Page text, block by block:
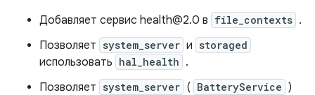
Добавляет сервис health@2.0 в file_contexts .
Позволяет system_server и storaged
использовать hal_health .
Позволяет system_server ( BatteryService )